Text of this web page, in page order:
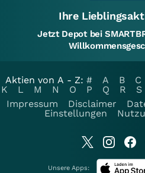
Ihre
Jetzt Depot bei
Aktien von A - Z: # A B C
K
L M N O P Q R S
Impressum
Disclaimer
Einstellungen
Unsere Apps: